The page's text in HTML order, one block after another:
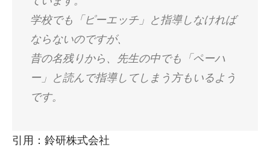
学校でも「ピーエッチ」と指導しなければ
ならないのですが、
昔の名残りから、先生の中でも「ペーハ
ー」と読んで指導してしまう方もいるよう
です。
引用：鈴研株式会社